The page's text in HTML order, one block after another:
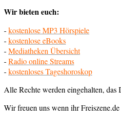
Wir bieten euch:
-kostenlose MP3 Hörspiele
-kostenlose eBooks
-Mediatheken Übersicht
-Radio online Streams
-kostenloses Tageshoroskop
Alle Rechte werden eingehalten,
Wir freuen uns wenn ihr